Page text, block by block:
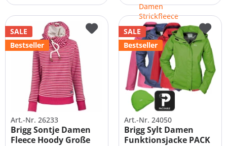
SALE
Bestseller
Art.-Nr. 26233
Brigg Sontje Damen
Fleece Hoody Große
SALE
Bestseller
Art.-Nr. 24050
Brigg Sylt Damen
Funktionsjacke PACK